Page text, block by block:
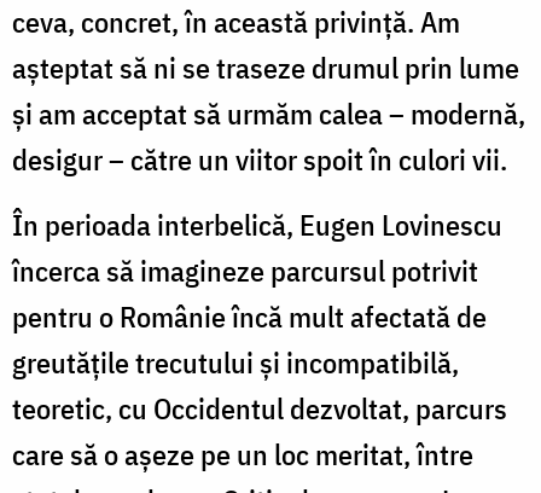
ceva, concret, în această privință. Am
așteptat să ni se traseze drumul prin lume
și am acceptat să urmăm calea – modernă,
desigur – către un viitor spoit în culori vii.
În perioada interbelică, Eugen Lovinescu
încerca să imagineze parcursul potrivit
pentru o Românie încă mult afectată de
greutățile trecutului și incompatibilă,
teoretic, cu Occidentul dezvoltat, parcurs
care să o așeze pe un loc meritat, între